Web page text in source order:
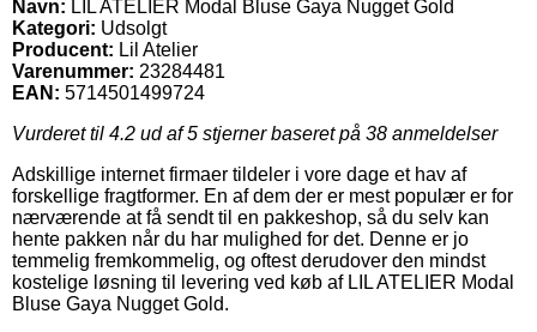
Navn: LIL ATELIER Modal Bluse Gaya Nugget Gold
Kategori: Udsolgt
Producent: Lil Atelier
Varenummer: 23284481
EAN: 5714501499724
Vurderet til 4.2 ud af 5 stjerner baseret på 38 anmeldelser
Adskillige internet firmaer tildeler i vore dage et hav af
forskellige fragtformer. En af dem der er mest populær er for
nærværende at få sendt til en pakkeshop, så du selv kan
hente pakken når du har mulighed for det. Denne er jo
temmelig fremkommelig, og oftest derudover den mindst
kostelige løsning til levering ved køb af LIL ATELIER Modal
Bluse Gaya Nugget Gold.